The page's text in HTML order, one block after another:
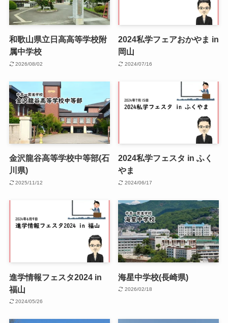
和歌山県立日高高等学校附
属中学校
2026/08/02
2024私学フェアおかやま in
岡山
2024/07/16
金沢龍谷高等学校中等部(石
川県)
2025/11/12
2024私学フェスタ in ふく
やま
2024/06/17
進学情報フェスタ2024 in
福山
2024/05/26
海星中学校(長崎県)
2026/02/18